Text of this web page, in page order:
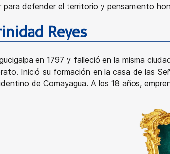
para defender el territorio y pensamiento
Reyes
en 1797 y falleció en la misma
Inició su formación en la casa de las
de Comayagua. A los 18 años,